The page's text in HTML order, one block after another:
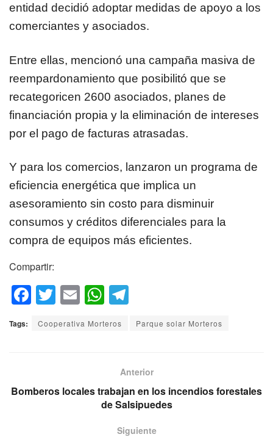
entidad decidió adoptar medidas de apoyo a los
comerciantes y asociados.
Entre ellas, mencionó una campaña masiva de
reempardonamiento que posibilitó que se
recategoricen 2600 asociados, planes de
financiación propia y la eliminación de intereses
por el pago de facturas atrasadas.
Y para los comercios, lanzaron un programa de
eficiencia energética que implica un
asesoramiento sin costo para disminuir
consumos y créditos diferenciales para la
compra de equipos más eficientes.
Compartir:
F
a
c
o
T
wi
tt
E
m
ail
W
h
at
p
p
el
e
a
m
Tags: Cooperativa Morteros Parque solar Morteros
Anterior
Bomberos locales trabajan en los incendios forestales
de Salsipuedes
Siguiente